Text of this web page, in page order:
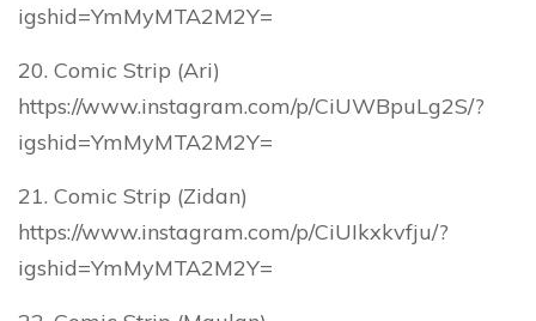
igshid=YmMyMTA2M2Y=
20. Comic Strip (Ari)
https://www.instagram.com/p/CiUWBpuLg2S/?
igshid=YmMyMTA2M2Y=
21. Comic Strip (Zidan)
https://www.instagram.com/p/CiUIkxkvfju/?
igshid=YmMyMTA2M2Y=